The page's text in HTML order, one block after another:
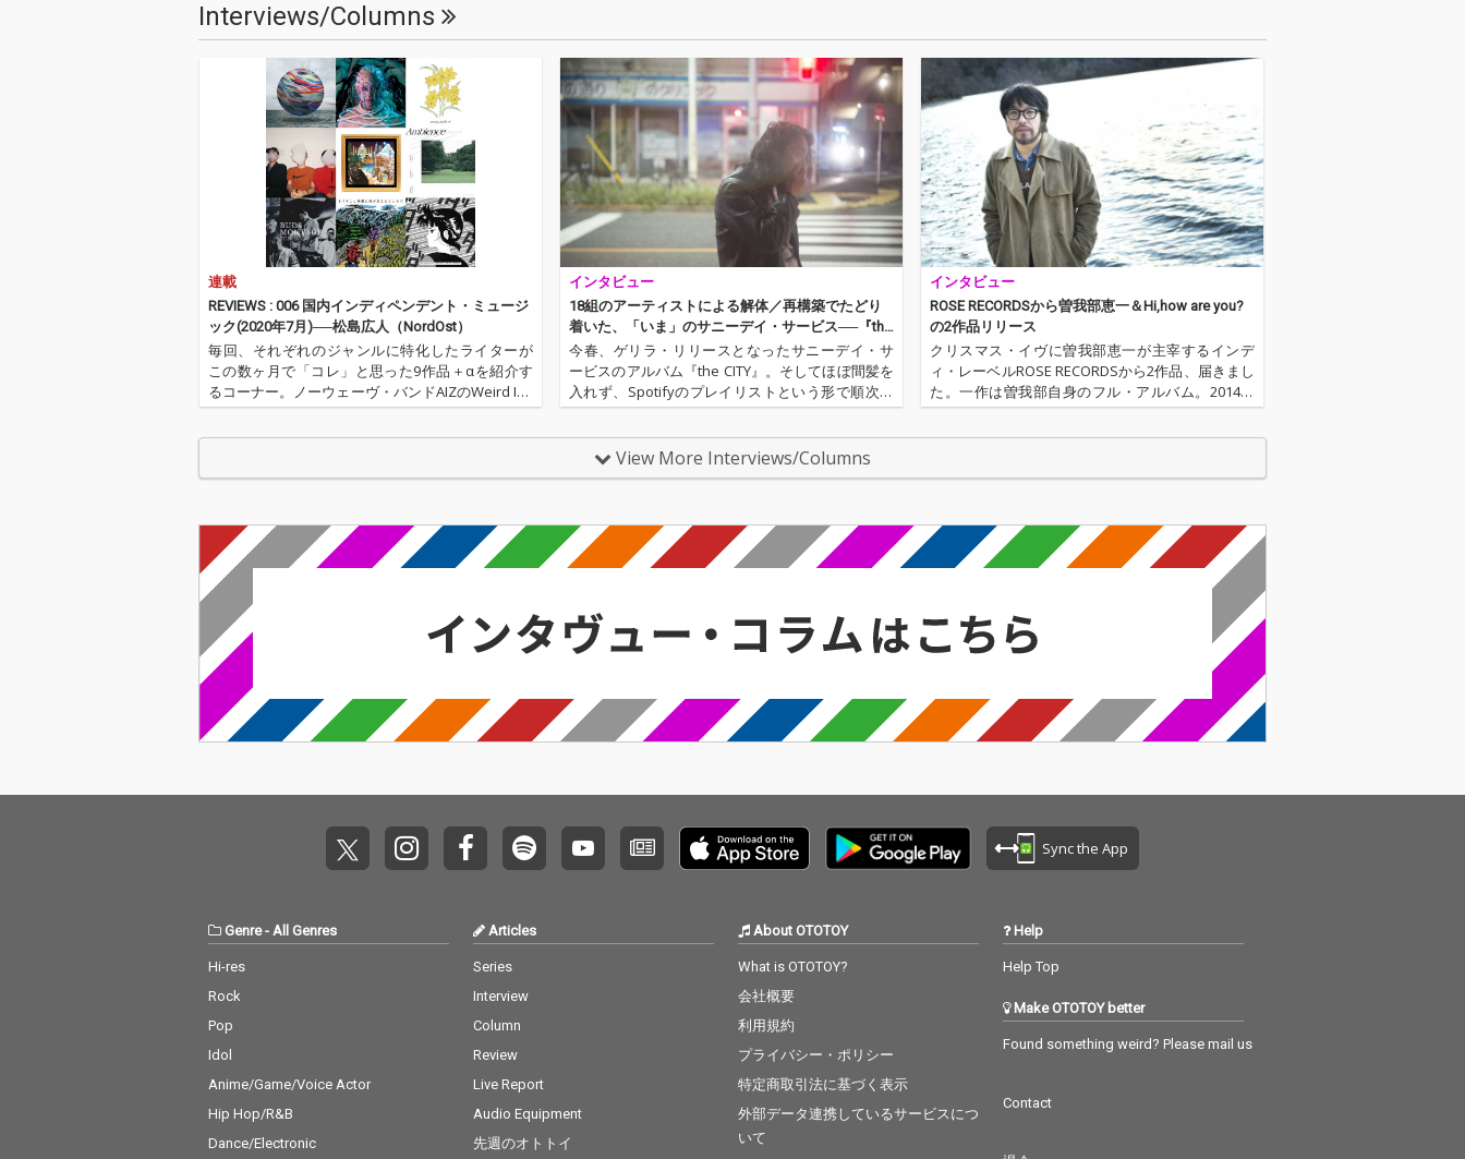
ックサウンドで表現し
た楽曲であり、カップ
リング曲「ドミンゴ」
は常夏のカリブ海を舞
台に、旅する男のブル
ースを紡いだ短編小説
のような1曲となって
いる。マスタリングは
プロデューサーやDJ、
さらにはエンジニアと
しても手腕を発揮する
Calmが担当。
ックサウンドで表現し
た楽曲であり、カップ
リング曲「ドミンゴ」
は常夏のカリブ海を舞
台に、旅する男のブル
ースを紡いだ短編小説
のような1曲となって
いる。マスタリングは
プロデューサーやDJ、
さらにはエンジニアと
しても手腕を発揮する
Calmが担当。
いる。
いる。
Interviews/Columns
連載
REVIEWS : 006 国内インディペンデント・ミュージ
ック(2020年7月)──松島広人（NordOst）
毎回、それぞれのジャンルに特化したライターが
この数ヶ月で「コレ」と思った9作品＋αを紹介す
るコーナー。ノーウェーヴ・バンドAIZのWeird Ins
truments担当/ライターのNord Ost（松島広人）
インタビュー
18組のアーティストによる解体／再構築でたどり
着いた、「いま」のサニーデイ・サービス──『the
SEA』配信開始
今春、ゲリラ・リリースとなったサニーデイ・サ
ービスのアルバム『the CITY』。そしてほぼ間髪を
入れず、Spotifyのプレイリストという形で順次発
表された『the CITY』収録楽曲のリミックス・再構
インタビュー
ROSE RECORDSから曽我部恵一＆Hi,how are you?
の2作品リリース
クリスマス・イヴに曽我部恵一が主宰するインデ
ィ・レーベルROSE RECORDSから2作品、届きまし
た。一作は曽我部自身のフル・アルバム。2014年
冬のある一夜で曽我部がつくりあげた弾き語り作
View More Interviews/Columns
Sync the App
Genre- All Genres
Hi-res
Rock
Pop
Idol
Anime/Game/Voice Actor
Hip Hop/R&B
Dance/Electronic
Articles
Series
Interview
Column
Review
Live Report
Audio Equipment
先週のオトトイ
About OTOTOY
What is OTOTOY?
会社概要
利用規約
プライバシー・ポリシー
特定商取引法に基づく表示
外部データ連携しているサービスにつ
いて
Help
Help Top
Make OTOTOY better
Found something weird? Please mail us
Contact